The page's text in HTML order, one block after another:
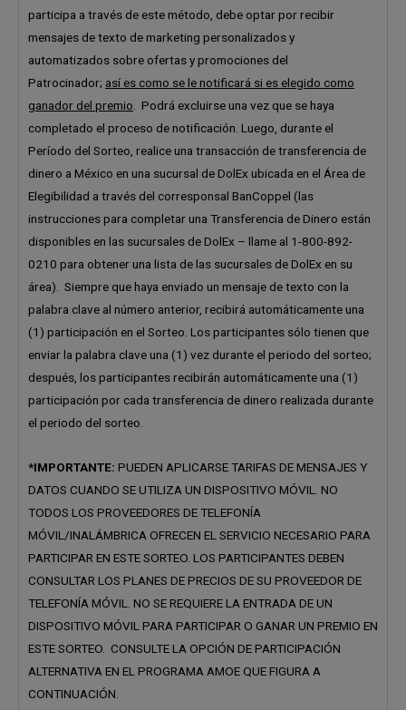
participa a través de este método, debe optar por recibir
mensajes de texto de marketing personalizados y
automatizados sobre ofertas y promociones del
Patrocinador; así es como se le notificará si es elegido como
ganador del premio . Podrá excluirse una vez que se haya
completado el proceso de notificación. Luego, durante el
Período del Sorteo, realice una transacción de transferencia de
dinero a México en una sucursal de DolEx ubicada en el Área de
Elegibilidad a través del corresponsal BanCoppel (las
instrucciones para completar una Transferencia de Dinero están
disponibles en las sucursales de DolEx – llame al 1-800-892-
0210 para obtener una lista de las sucursales de DolEx en su
área). Siempre que haya enviado un mensaje de texto con la
palabra clave al número anterior, recibirá automáticamente una
(1) participación en el Sorteo. Los participantes sólo tienen que
enviar la palabra clave una (1) vez durante el periodo del sorteo;
después, los participantes recibirán automáticamente una (1)
participación por cada transferencia de dinero realizada durante
el periodo del sorteo.
*IMPORTANTE: PUEDEN APLICARSE TARIFAS DE MENSAJES Y
DATOS CUANDO SE UTILIZA UN DISPOSITIVO MÓVIL. NO
TODOS LOS PROVEEDORES DE TELEFONÍA
MÓVIL/INALÁMBRICA OFRECEN EL SERVICIO NECESARIO PARA
PARTICIPAR EN ESTE SORTEO. LOS PARTICIPANTES DEBEN
CONSULTAR LOS PLANES DE PRECIOS DE SU PROVEEDOR DE
TELEFONÍA MÓVIL. NO SE REQUIERE LA ENTRADA DE UN
DISPOSITIVO MÓVIL PARA PARTICIPAR O GANAR UN PREMIO EN
ESTE SORTEO. CONSULTE LA OPCIÓN DE PARTICIPACIÓN
ALTERNATIVA EN EL PROGRAMA AMOE QUE FIGURA A
CONTINUACIÓN.